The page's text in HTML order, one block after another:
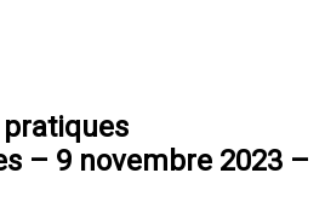
pratiques
– 9 novembre 2023 –